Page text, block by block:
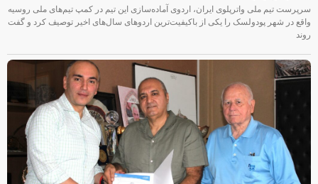
سرپرست تیم ملی واترپلوی ایران، اردوی آماده‌سازی این تیم در کمپ تیم‌های ملی روسیه
واقع در شهر پودولسک را یکی از باکیفیت‌ترین اردوهای سال‌های اخیر توصیف کرد و گفت
روند